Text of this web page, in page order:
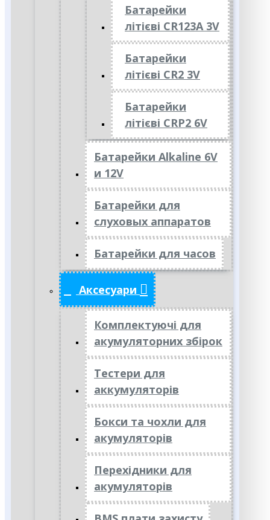
Батарейки
літієві CR123A 3V
Батарейки
літієві CR2 3V
Батарейки
літієві CRP2 6V
Батарейки Alkaline 6V
и 12V
Батарейки для
слуховых аппаратов
Батарейки для часов
Аксесуари
Комплектуючі для
акумуляторних збірок
Тестери для
аккумуляторів
Бокси та чохли для
акумуляторів
Перехідники для
акумуляторів